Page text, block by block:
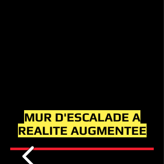
MUR D'ESCALADE A
REALITE AUGMENTEE